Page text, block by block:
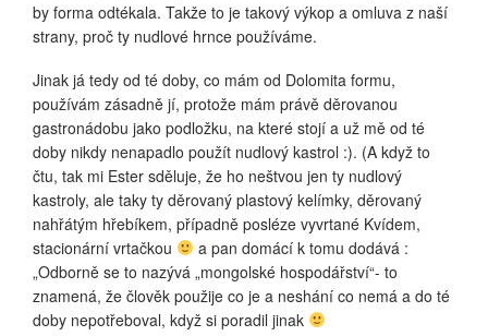
by forma odtékala. Takže to je takový výkop a omluva z naší
strany, proč ty nudlové hrnce používáme.
Jinak já tedy od té doby, co mám od Dolomita formu,
používám zásadně jí, protože mám právě děrovanou
gastronádobu jako podložku, na které stojí a už mě od té
doby nikdy nenapadlo použít nudlový kastrol :). (A když to
čtu, tak mi Ester sděluje, že ho neštvou jen ty nudlový
kastroly, ale taky ty děrovaný plastový kelímky, děrovaný
nahřátým hřebíkem, případně posléze vyvrtané Kvídem,
stacionární vrtačkou
a pan domácí k tomu dodává :
„Odborně se to nazývá „mongolské hospodářství“- to
znamená, že člověk použije co je a neshání co nemá a do té
doby nepotřeboval, když si poradil jinak